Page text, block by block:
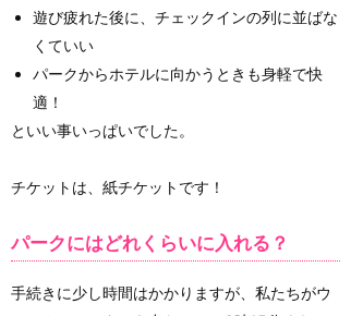
遊び疲れた後に、チェックインの列に並ばな
くていい
パークからホテルに向かうときも身軽で快
適！
といい事いっぱいでした。
チケットは、紙チケットです！
パークにはどれくらいに入れる？
手続きに少し時間はかかりますが、私たちがウ